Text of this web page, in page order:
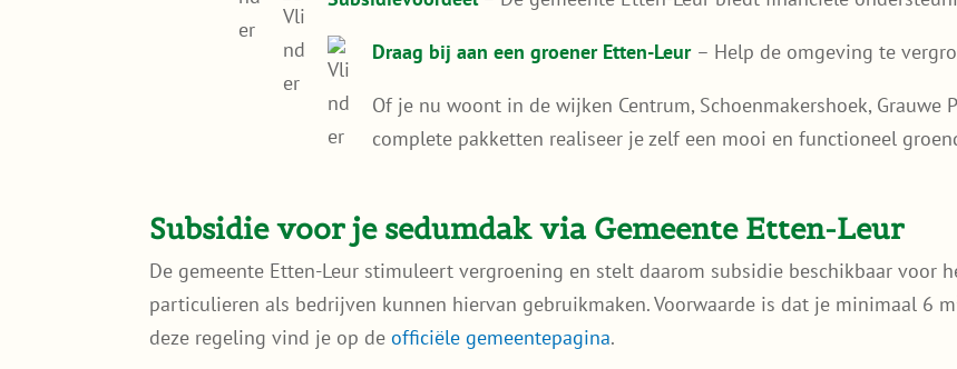
Draag bij aan een groener Etten-Leur – Help de omgeving te
Of je nu woont in de wijken Centrum, Schoenmakershoek, Grauwe
complete pakketten realiseer je zelf een mooi en functioneel
Subsidie voor je sedumdak via Gemeente Etten-Leur
De gemeente Etten-Leur stimuleert vergroening en stelt daarom subsidie beschikbaar voor
particulieren als bedrijven kunnen hiervan gebruikmaken. Voorwaarde is dat je minimaal 6
deze regeling vind je op deofficiële gemeentepagina.